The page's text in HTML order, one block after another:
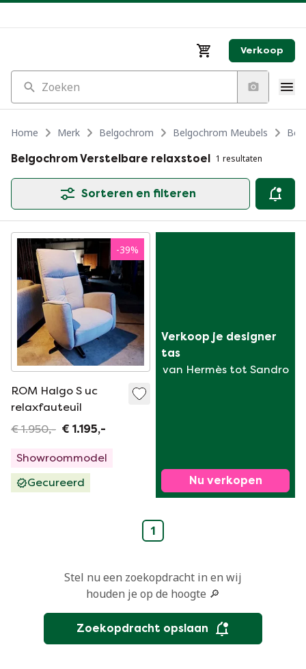
Verkoop
Zoeken
Home Merk Belgochrom Belgochrom Meubels
Belgochrom Verstelbare relaxstoel 1 resultaten
Sorteren en filteren
-39%
ROM Halgo S uc
relaxfauteuil
€ 1.950,- € 1.195,-
Showroommodel
Gecureerd
Verkoop je designer
tas
van Hermès tot Sandro
Nu verkopen
1
Stel nu een zoekopdracht in en wij
houden je op de hoogte 🔎
Zoekopdracht opslaan